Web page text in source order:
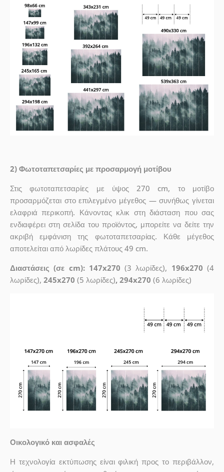
2) Φωτοταπετσαρίες με προσαρμογή μοτίβου
Στις φωτοταπετσαρίες με ύψος 270 cm, το μοτίβο
προσαρμόζεται στο επιλεγμένο μέγεθος — συνήθως γίνεται
ελαφριά περικοπή. Κάνοντας κλικ στη διάσταση που σας
ενδιαφέρει στη σελίδα του προϊόντος, μπορείτε να δείτε την
ακριβή εμφάνιση της φωτοταπετσαρίας. Κάθε μέγεθος
αποτελείται από λωρίδες πλάτους 49 cm.
Διαστάσεις (σε cm): 147x270 (3 λωρίδες), 196x270 (4
λωρίδες), 245x270 (5 λωρίδες), 294x270 (6 λωρίδες)
Οικολογικό και ασφαλές
Η τεχνολογία εκτύπωσης είναι φιλική προς το περιβάλλον,